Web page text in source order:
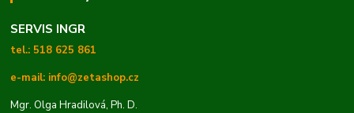
SERVIS INGR
tel.: 518 625 861
e-mail: info@zetashop.cz
Mgr. Olga Hradilová, Ph. D.